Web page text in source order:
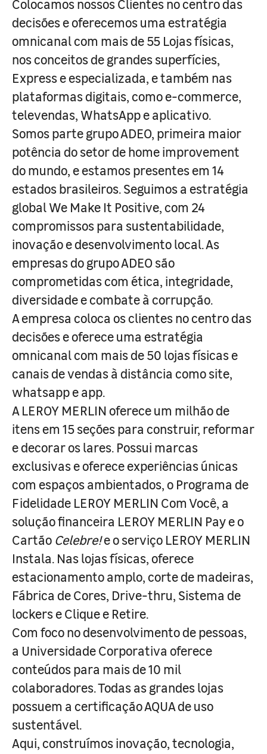
Colocamos nossos Clientes no centro das
decisões e oferecemos uma estratégia
omnicanal com mais de 55 Lojas físicas,
nos conceitos de grandes superfícies,
Express e especializada, e também nas
plataformas digitais, como e-commerce,
televendas, WhatsApp e aplicativo.
Somos parte grupo ADEO, primeira maior
potência do setor de home improvement
do mundo, e estamos presentes em 14
estados brasileiros. Seguimos a estratégia
global We Make It Positive, com 24
compromissos para sustentabilidade,
inovação e desenvolvimento local. As
empresas do grupo ADEO são
comprometidas com ética, integridade,
diversidade e combate à corrupção.
A empresa coloca os clientes no centro das
decisões e oferece uma estratégia
omnicanal com mais de 50 lojas físicas e
canais de vendas à distância como site,
whatsapp e app.
A LEROY MERLIN oferece um milhão de
itens em 15 seções para construir, reformar
e decorar os lares. Possui marcas
exclusivas e oferece experiências únicas
com espaços ambientados, o Programa de
Fidelidade LEROY MERLIN Com Você, a
solução financeira LEROY MERLIN Pay e o
Cartão Celebre!e o serviço LEROY MERLIN
Instala. Nas lojas físicas, oferece
estacionamento amplo, corte de madeiras,
Fábrica de Cores, Drive-thru, Sistema de
lockers e Clique e Retire.
Com foco no desenvolvimento de pessoas,
a Universidade Corporativa oferece
conteúdos para mais de 10 mil
colaboradores. Todas as grandes lojas
possuem a certificação AQUA de uso
sustentável.
Aqui, construímos inovação, tecnologia,